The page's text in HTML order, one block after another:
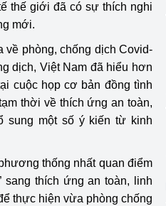
thế giới đã có sự thích nghi
mới.
về phòng, chống dịch Covid-
dịch, Việt Nam đã hiểu hơn
cuộc họp cơ bản đồng tình
thời về thích ứng an toàn,
sung một số ý kiến từ kinh
thống nhất quan điểm
sang thích ứng an toàn, linh
thực hiện vừa phòng chống